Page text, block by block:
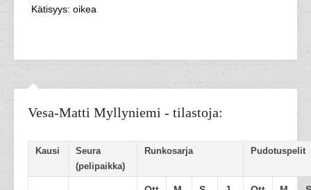
Kätisyys: oikea
Vesa-Matti Myllyniemi - tilastoja:
Kausi
Seura
(pelipaikka)
Runkosarja Pudotuspelit